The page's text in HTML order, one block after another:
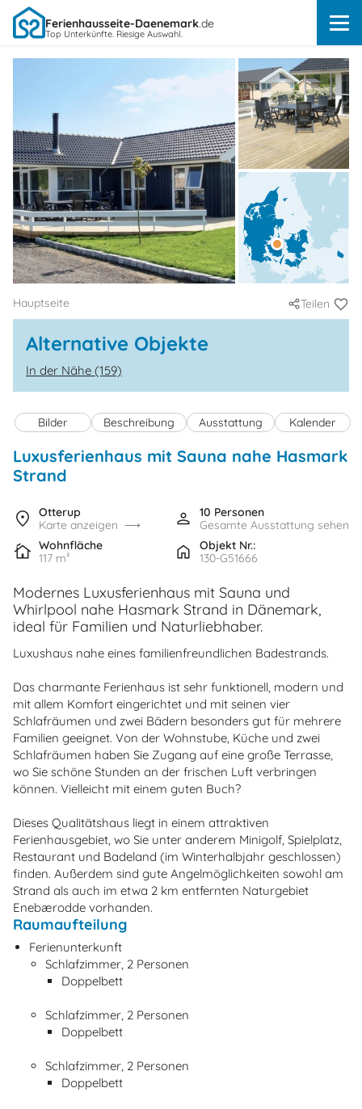
Ferienhausseite-Daenemark.de
Top Unterkünfte. Riesige Auswahl.
Hauptseite Teilen
Alternative Objekte
In der Nähe (159)
Bilder Beschreibung Ausstattung Kalender
Luxusferienhaus mit Sauna nahe Hasmark
Strand
Otterup
Karte anzeigen
10 Personen
Gesamte Ausstattung sehen
Wohnfläche
117 m²
Objekt Nr.:
130-G51666
Modernes Luxusferienhaus mit Sauna und
Whirlpool nahe Hasmark Strand in Dänemark,
ideal für Familien und Naturliebhaber.
Luxushaus nahe eines familienfreundlichen Badestrands.
Das charmante Ferienhaus ist sehr funktionell, modern und
mit allem Komfort eingerichtet und mit seinen vier
Schlafräumen und zwei Bädern besonders gut für mehrere
Familien geeignet. Von der Wohnstube, Küche und zwei
Schlafräumen haben Sie Zugang auf eine große Terrasse,
wo Sie schöne Stunden an der frischen Luft verbringen
können. Vielleicht mit einem guten Buch?
Dieses Qualitätshaus liegt in einem attraktiven
Ferienhausgebiet, wo Sie unter anderem Minigolf, Spielplatz,
Restaurant und Badeland (im Winterhalbjahr geschlossen)
finden. Außerdem sind gute Angelmöglichkeiten sowohl am
Strand als auch im etwa 2 km entfernten Naturgebiet
Enebærodde vorhanden.
Raumaufteilung
Ferienunterkunft
Schlafzimmer, 2 Personen
Doppelbett
Schlafzimmer, 2 Personen
Doppelbett
Schlafzimmer, 2 Personen
Doppelbett